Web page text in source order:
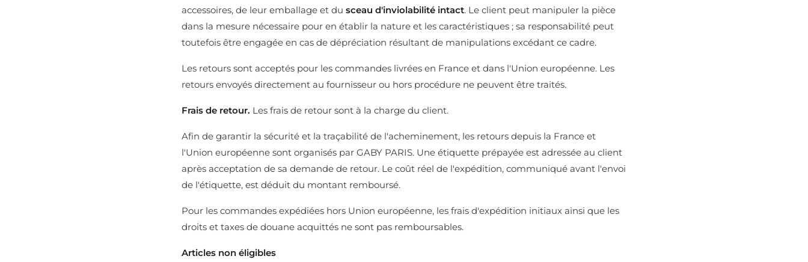
accessoires, de leur emballage et du sceau d'inviolabilité intact. Le client peut manipuler la pièce
dans la mesure nécessaire pour en établir la nature et les caractéristiques ; sa responsabilité peut
toutefois être engagée en cas de dépréciation résultant de manipulations excédant ce cadre.
Les retours sont acceptés pour les commandes livrées en France et dans l'Union européenne. Les
retours envoyés directement au fournisseur ou hors procédure ne peuvent être traités.
Frais de retour. Les frais de retour sont à la charge du client.
Afin de garantir la sécurité et la traçabilité de l'acheminement, les retours depuis la France et
l'Union européenne sont organisés par GABY PARIS. Une étiquette prépayée est adressée au client
après acceptation de sa demande de retour. Le coût réel de l'expédition, communiqué avant l'envoi
de l'étiquette, est déduit du montant remboursé.
Pour les commandes expédiées hors Union européenne, les frais d'expédition initiaux ainsi que les
droits et taxes de douane acquittés ne sont pas remboursables.
Articles non éligibles